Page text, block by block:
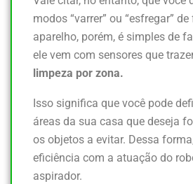
modos “varrer” ou “esfregar”
aparelho, porém, é simples de
ele vem com sensores que
limpeza por zona.
Isso significa que você pode
áreas da sua casa que deseja
os objetos a evitar. Dessa
eficiência com a atuação do
aspirador.